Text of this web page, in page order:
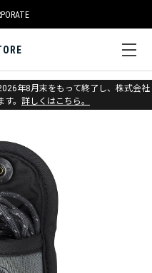
年8月末をもって終了し、株式会社
。 詳しくはこちら。
ギア